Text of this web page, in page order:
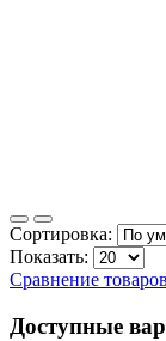
Сортировка:
Показать:
Сравнение
Доступные